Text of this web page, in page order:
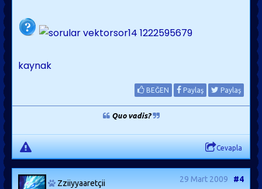
kaynak
BEĞEN Paylaş Paylaş
Quo vadis?
Cevapla
Zziiyyaaretçii 29 Mart 2009 #4